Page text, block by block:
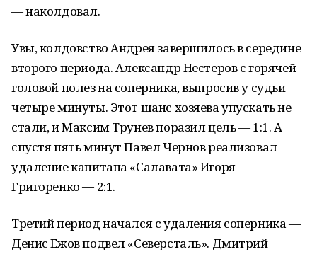
— наколдовал.
Увы, колдовство Андрея завершилось в середине
второго периода. Александр Нестеров с горячей
головой полез на соперника, выпросив у судьи
четыре минуты. Этот шанс хозяева упускать не
стали, и Максим Трунев поразил цель — 1:1. А
спустя пять минут Павел Чернов реализовал
удаление капитана «Салавата» Игоря
Григоренко — 2:1.
Третий период начался с удаления соперника —
Денис Ежов подвел «Северсталь». Дмитрий